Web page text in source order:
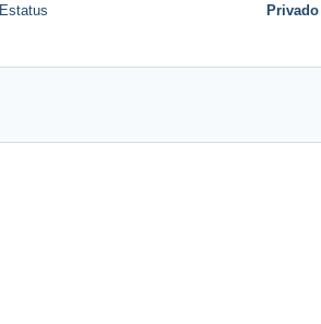
Estatus Privado